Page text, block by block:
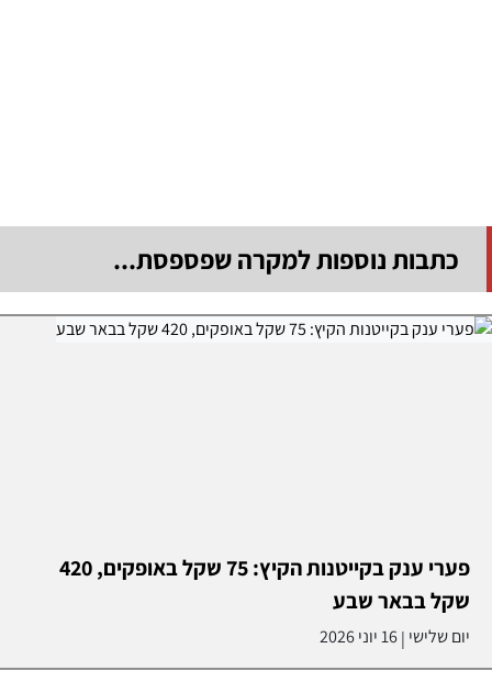
כתבות נוספות למקרה שפספסת...
פערי ענק בקייטנות הקיץ: 75 שקל באופקים, 420
שקל בבאר שבע
יום שלישי |16 יוני 2026